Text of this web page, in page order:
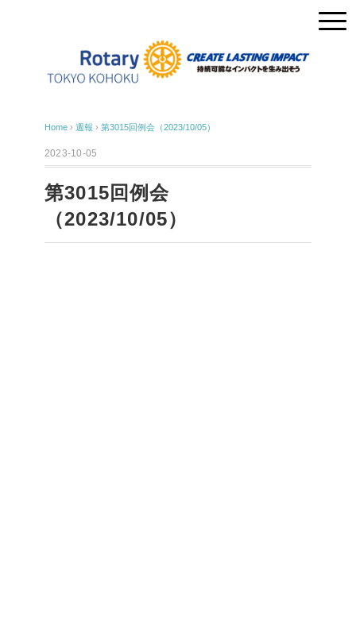
Home › 週報 › 第3015回例会（2023/10/05）
2023-10-05
第3015回例会
（2023/10/05）